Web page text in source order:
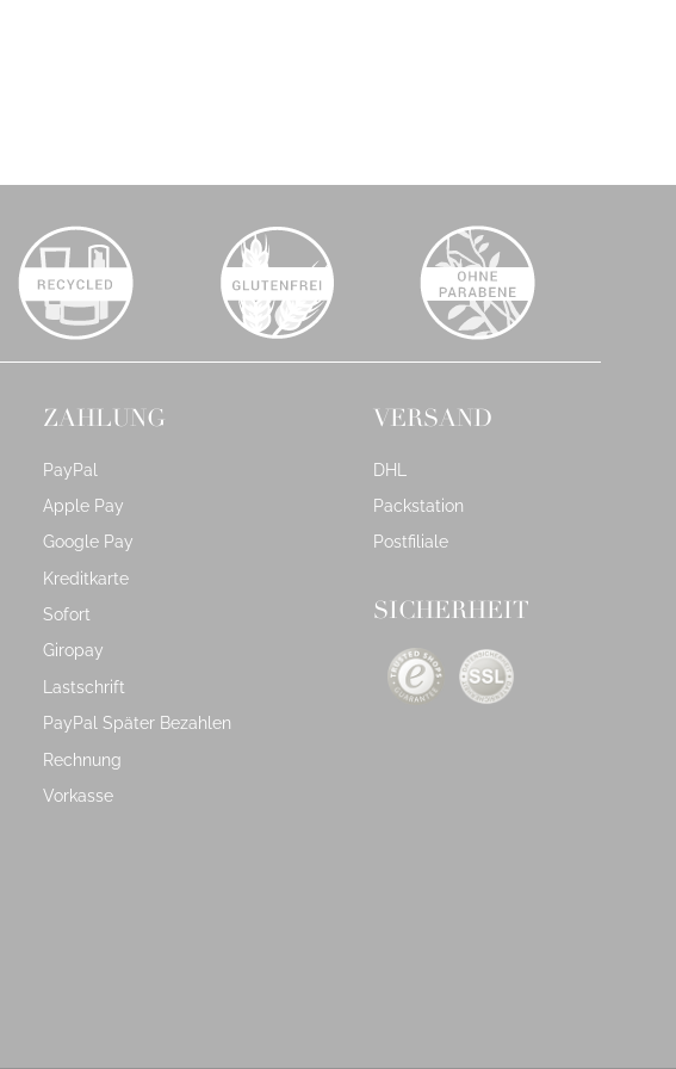
ZAHLUNG
PayPal
Apple Pay
Google Pay
Kreditkarte
Sofort
Giropay
Lastschrift
PayPal Später Bezahlen
Rechnung
Vorkasse
VERSAND
DHL
Packstation
Postfiliale
SICHERHEIT